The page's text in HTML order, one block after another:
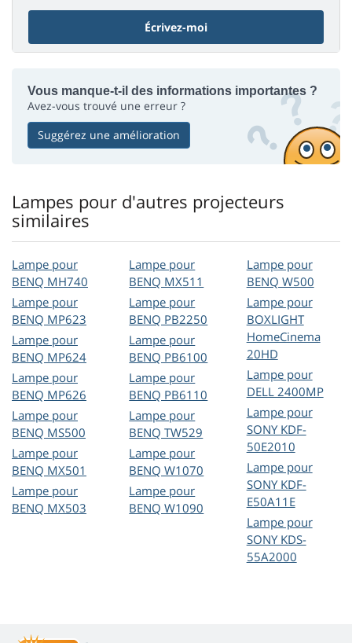
Écrivez-moi
Vous manque-t-il des informations importantes ?
Avez-vous trouvé une erreur ?
Suggérez une amélioration
Lampes pour d'autres projecteurs
similaires
Lampe pour
BENQ MH740
Lampe pour
BENQ MP623
Lampe pour
BENQ MP624
Lampe pour
BENQ MP626
Lampe pour
BENQ MS500
Lampe pour
BENQ MX501
Lampe pour
BENQ MX503
Lampe pour
BENQ MX511
Lampe pour
BENQ PB2250
Lampe pour
BENQ PB6100
Lampe pour
BENQ PB6110
Lampe pour
BENQ TW529
Lampe pour
BENQ W1070
Lampe pour
BENQ W1090
Lampe pour
BENQ W500
Lampe pour
BOXLIGHT
HomeCinema
20HD
Lampe pour
DELL 2400MP
Lampe pour
SONY KDF-
50E2010
Lampe pour
SONY KDF-
E50A11E
Lampe pour
SONY KDS-
55A2000